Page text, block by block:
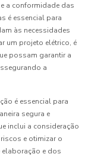
a conformidade das
é essencial para
às necessidades
um projeto elétrico, é
possam garantir a
a
é essencial para
segura e
inclui a consideração
e otimizar o
e dos